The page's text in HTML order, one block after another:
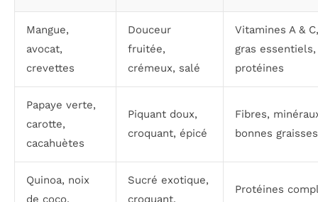
Mangue,
avocat,
crevettes
Douceur
fruitée,
crémeux, salé
Vitamines A &
gras essentiels,
protéines
Papaye verte,
carotte,
cacahuètes
Piquant doux,
croquant, épicé
Fibres,
bonnes graisses
Quinoa, noix
de coco,
Sucré exotique,
croquant,
Protéines